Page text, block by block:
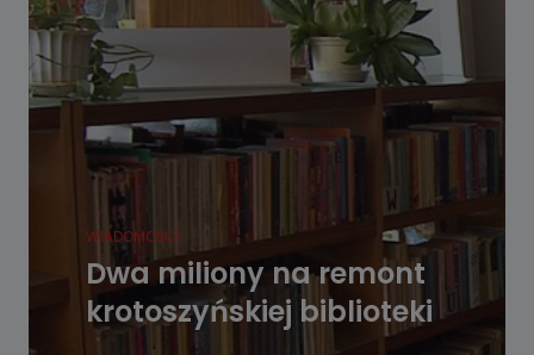
WIADOMOŚCI
Dwa miliony na remont
krotoszyńskiej biblioteki